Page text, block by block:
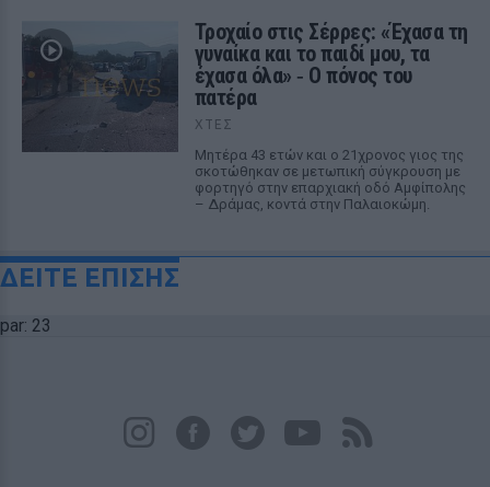
Τροχαίο στις Σέρρες: «Έχασα τη
γυναίκα και το παιδί μου, τα
έχασα όλα» ‑ Ο πόνος του
πατέρα
ΧΤΕΣ
Μητέρα 43 ετών και ο 21χρονος γιος της
σκοτώθηκαν σε μετωπική σύγκρουση με
φορτηγό στην επαρχιακή οδό Αμφίπολης
– Δράμας, κοντά στην Παλαιοκώμη.
ΔΕΙΤΕ ΕΠΙΣΗΣ
par: 23